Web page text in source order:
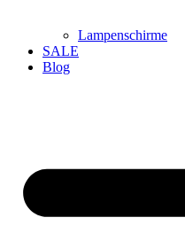
Lampenschirme
SALE
Blog